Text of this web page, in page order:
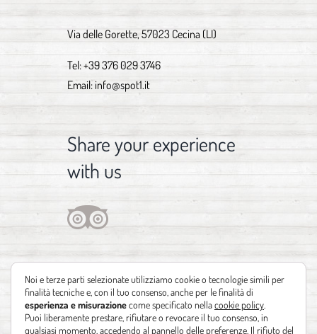
Via delle Gorette, 57023 Cecina (LI)
Tel:+39 376 029 3746
Email: info@spot1.it
Share your experience
with us
Noi e terze parti selezionate utilizziamo cookie o tecnologie simili per
finalità tecniche e, con il tuo consenso, anche per le finalità di
esperienza e misurazionecome specificato nellacookie policy
Puoi liberamente prestare, rifiutare o revocare il tuo consenso, in
qualsiasi momento, accedendo al pannello delle preferenze. Il rifiuto del